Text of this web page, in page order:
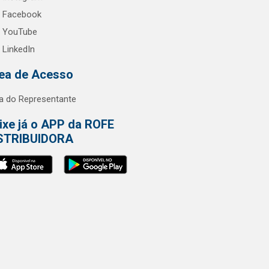
Facebook
YouTube
LinkedIn
de Acesso
do Representante
já o APP da ROFE